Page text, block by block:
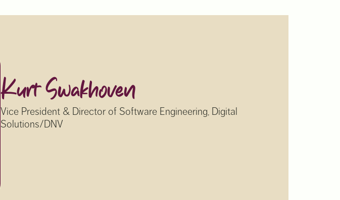
Kurt Swakhoven
Vice President & Director of Software Engineering, Digital
Solutions/DNV